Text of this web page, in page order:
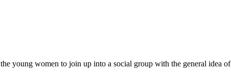
young women to join up into a social group with the general idea